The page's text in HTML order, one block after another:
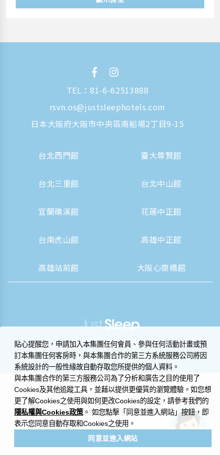
TEL：81-6-62513888
rsvn.os@justsleephotels.com
日本大阪府大阪市中央區南船場2丁目9-15
台北西門館 臺大尊賢館
台北三重館 台北中山館
宜蘭礁溪館 花蓮中正館
台南虎山館 高雄中正館
高雄站前館 大阪心齋橋館
營業人資訊揭露 |
隱私權聲明與 Cookie 政策
© 2014-2026 晶華國際酒店集團
貼心提醒您，申請加入本集團任何會員、參與任何活動計畫或預
訂本集團任何客房時，與本集團合作的第三方系統服務公司將因
系統設計的一般性緣故自動存取您所提供的個人資料。
與本集團合作的第三方服務公司為了分析和廣告之目的使用了
Cookies及其他追蹤工具，並藉以提供更優質的瀏覽體驗。如您想
更了解Cookies之使用與如何更改Cookies的設定，請參考我們的
隱私權與Cookies政策 。 如您點擊「同意並進入網站」按鈕，即
表示您同意自動存取和Cookies之使用。
同意並進入網站
您好，歡迎在此提出問題，捷絲旅小管家
很樂意為您解答。